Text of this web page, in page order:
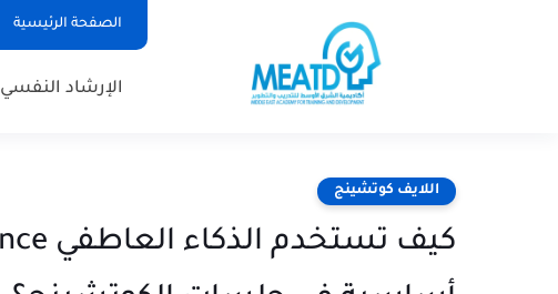
الصفحة الرئيسية
الإرشاد النفسي
اللايف كوتشينج